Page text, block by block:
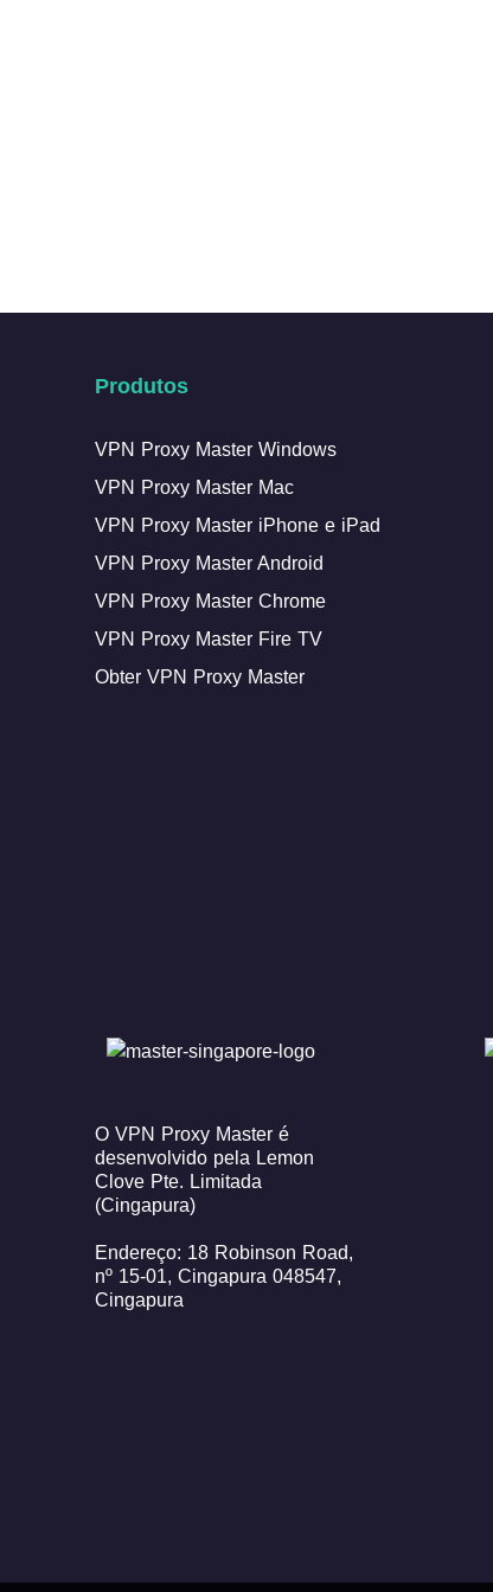
Produtos
VPN Proxy Master Windows
VPN Proxy Master Mac
VPN Proxy Master iPhone e iPad
VPN Proxy Master Android
VPN Proxy Master Chrome
VPN Proxy Master Fire TV
Obter VPN Proxy Master
O VPN Proxy Master é
desenvolvido pela Lemon
Clove Pte. Limitada
(Cingapura)
Endereço: 18 Robinson Road,
nº 15-01, Cingapura 048547,
Cingapura